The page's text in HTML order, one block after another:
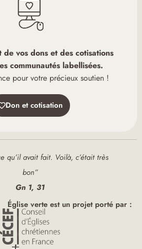
de vos dons et des cotisations
communautés labellisées.
pour votre précieux soutien !
Don et cotisation
qu’il avait fait. Voilà, c’était très
bon”
Gn 1, 31
Église verte est un projet porté par :